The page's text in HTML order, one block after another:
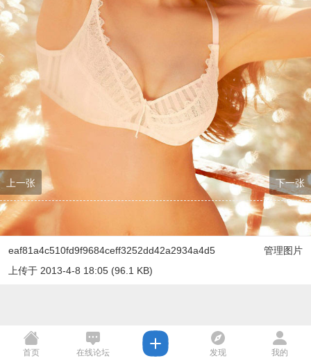
上一张 下一张
管理图片
eaf81a4c510fd9f9684ceff3252dd42a2934a4d5
上传于 2013-4-8 18:05 (96.1 KB)
首页 在线论坛 发现 我的